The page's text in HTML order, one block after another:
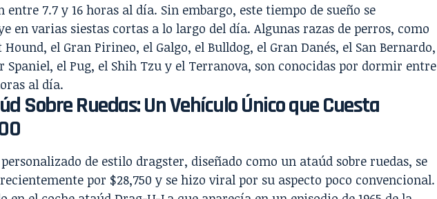
entre 7.7 y 16 horas al día. Sin embargo, este tiempo de sueño se
en varias siestas cortas a lo largo del día. Algunas razas de perros, como
Hound, el Gran Pirineo, el Galgo, el Bulldog, el Gran Danés, el San Bernardo,
Spaniel, el Pug, el Shih Tzu y el Terranova, son conocidas por dormir entre
al día.
Sobre Ruedas: Un Vehículo Único que Cuesta
de estilo dragster, diseñado como un ataúd sobre ruedas, se
por $28,750 y se hizo viral por su aspecto poco convencional.